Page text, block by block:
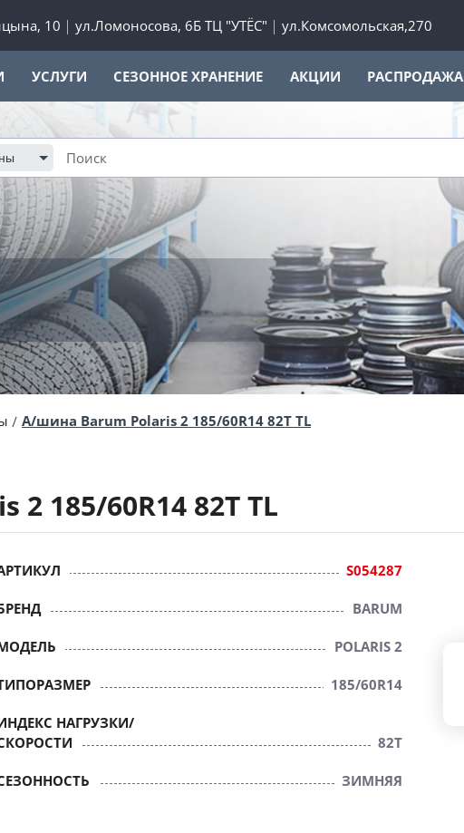
10 ул.Ломоносова, 6Б ТЦ "УТЁС" ул.Комсомольская,270
УСЛУГИ СЕЗОННОЕ ХРАНЕНИЕ АКЦИИ РАСПРОДАЖА
А/шина Barum Polaris 2 185/60R14 82T TL
185/60R14 82T TL
S054287
BARUM
POLARIS 2
185/60R14
НАГРУЗКИ/
82T
ЗИМНЯЯ